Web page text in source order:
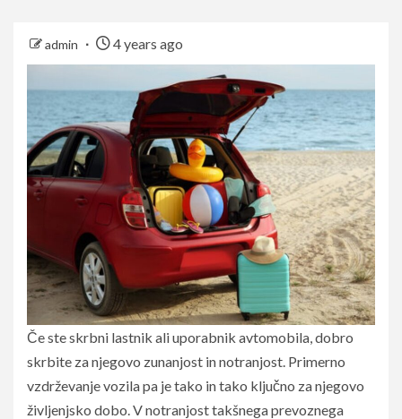
admin 4 years ago
Če ste skrbni lastnik ali uporabnik avtomobila, dobro
skrbite za njegovo zunanjost in notranjost. Primerno
vzdrževanje vozila pa je tako in tako ključno za njegovo
življenjsko dobo. V notranjost takšnega prevoznega